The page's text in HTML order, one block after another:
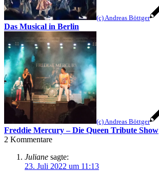
(c) Andreas Böttger
Das Musical in Berlin
(c) Andreas Böttger
Freddie Mercury – Die Queen Tribute Show
2 Kommentare
Juliane sagte:
23. Juli 2022 um 11:13